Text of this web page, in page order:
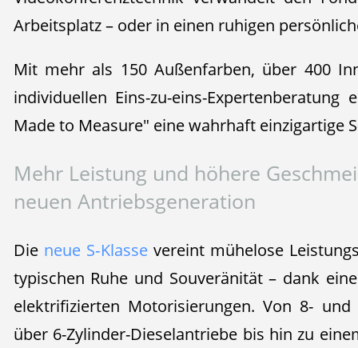
Arbeitsplatz – oder in einen ruhigen
Mit mehr als 150 Außenfarben, über 400
individuellen Eins-zu-eins-Expertenberatung
Made to Measure" eine wahrhaft einzigartige
Mehr Leistung und höhere
neuen Antriebsgeneration
Die neue S‑Klasse vereint mühelose
typischen Ruhe und Souveränität – dank
elektrifizierten Motorisierungen. Von 8- und
über 6-Zylinder-Dieselantriebe bis hin zu